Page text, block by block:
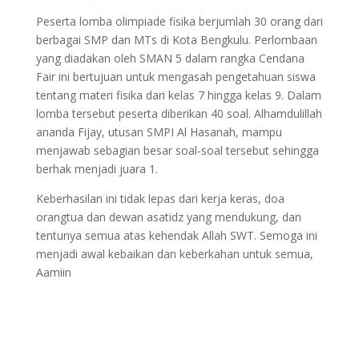
Peserta lomba olimpiade fisika berjumlah 30 orang dari
berbagai SMP dan MTs di Kota Bengkulu. Perlombaan
yang diadakan oleh SMAN 5 dalam rangka Cendana
Fair ini bertujuan untuk mengasah pengetahuan siswa
tentang materi fisika dari kelas 7 hingga kelas 9. Dalam
lomba tersebut peserta diberikan 40 soal. Alhamdulillah
ananda Fijay, utusan SMPI Al Hasanah, mampu
menjawab sebagian besar soal-soal tersebut sehingga
berhak menjadi juara 1.
Keberhasilan ini tidak lepas dari kerja keras, doa
orangtua dan dewan asatidz yang mendukung, dan
tentunya semua atas kehendak Allah SWT. Semoga ini
menjadi awal kebaikan dan keberkahan untuk semua,
Aamiin